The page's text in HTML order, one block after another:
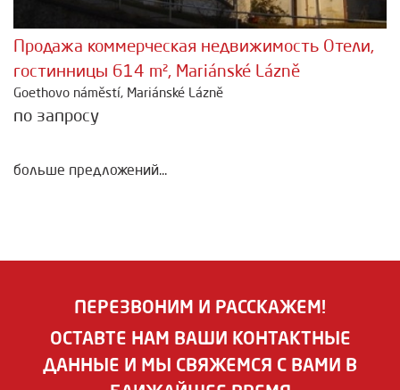
Продажа коммерческая недвижимость Отели,
гостинницы 614 m², Mariánské Lázně
Goethovo náměstí, Mariánské Lázně
по запросу
больше предложений...
ПЕРЕЗВОНИМ И РАССКАЖЕМ!
ОСТАВТЕ НАМ ВАШИ КОНТАКТНЫЕ
ДАННЫЕ И МЫ СВЯЖЕМСЯ С ВАМИ В